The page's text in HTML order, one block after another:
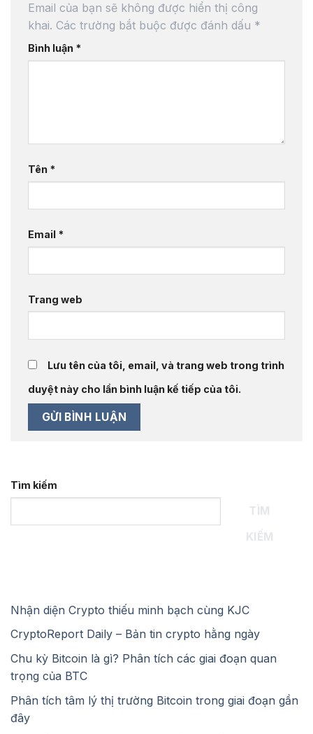
Email của bạn sẽ không được hiển thị công
khai. Các trường bắt buộc được đánh dấu *
Bình luận *
Tên *
Email *
Trang web
Lưu tên của tôi, email, và trang web trong trình
duyệt này cho lần bình luận kế tiếp của tôi.
Tìm kiếm
TÌM
KIẾM
Nhận diện Crypto thiếu minh bạch cùng KJC
CryptoReport Daily – Bản tin crypto hằng ngày
Chu kỳ Bitcoin là gì? Phân tích các giai đoạn quan
trọng của BTC
Phân tích tâm lý thị trường Bitcoin trong giai đoạn gần
đây